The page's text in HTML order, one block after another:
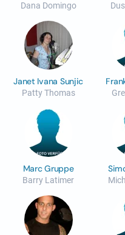
Dana Domingo
Janet Ivana Sunjic
Patty Thomas
Marc Gruppe
Barry Latimer